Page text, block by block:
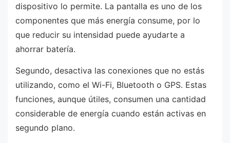
dispositivo lo permite. La pantalla es uno de los
componentes que más energía consume, por lo
que reducir su intensidad puede ayudarte a
ahorrar batería.
Segundo, desactiva las conexiones que no estás
utilizando, como el Wi-Fi, Bluetooth o GPS. Estas
funciones, aunque útiles, consumen una cantidad
considerable de energía cuando están activas en
segundo plano.